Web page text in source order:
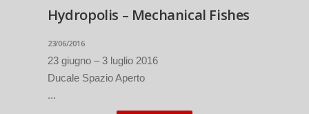
Hydropolis – Mechanical Fishes
23/06/2016
23 giugno – 3 luglio 2016
Ducale Spazio Aperto
...